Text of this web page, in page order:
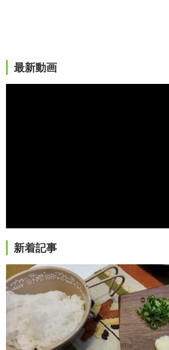
最新動画
新着記事